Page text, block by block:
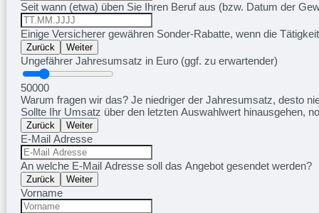
Seit wann (etwa) üben Sie Ihren Beruf aus (bzw. Datum der
Einige Versicherer gewähren Sonder-Rabatte, wenn die
Zurück Weiter
Ungefährer Jahresumsatz in Euro (ggf. zu erwartender)
50000
Warum fragen wir das? Je niedriger der Jahresumsatz, desto
Sollte Ihr Umsatz über den letzten Auswahlwert hinausgehen,
Zurück Weiter
E-Mail Adresse
An welche E-Mail Adresse soll das Angebot gesendet werden?
Zurück Weiter
Vorname